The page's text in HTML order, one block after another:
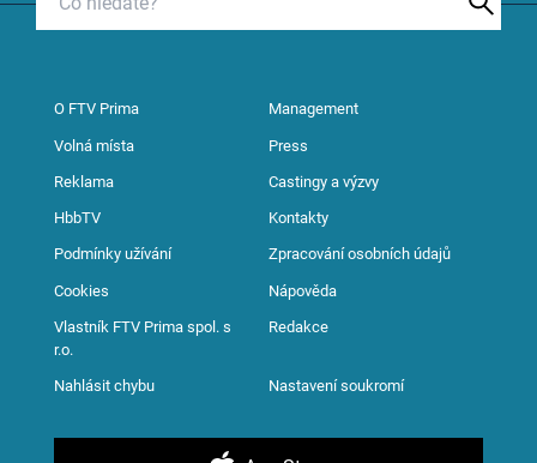
O FTV Prima Management
Volná místa Press
Reklama Castingy a výzvy
HbbTV Kontakty
Podmínky užívání Zpracování osobních údajů
Cookies Nápověda
Vlastník FTV Prima spol. s
r.o.
Redakce
Nahlásit chybu Nastavení soukromí